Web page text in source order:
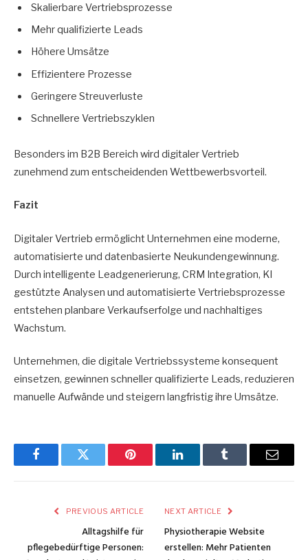
Skalierbare Vertriebsprozesse
Mehr qualifizierte Leads
Höhere Umsätze
Effizientere Prozesse
Geringere Streuverluste
Schnellere Vertriebszyklen
Besonders im B2B Bereich wird digitaler Vertrieb
zunehmend zum entscheidenden Wettbewerbsvorteil.
Fazit
Digitaler Vertrieb ermöglicht Unternehmen eine moderne,
automatisierte und datenbasierte Neukundengewinnung.
Durch intelligente Leadgenerierung, CRM Integration, KI
gestützte Analysen und automatisierte Vertriebsprozesse
entstehen planbare Verkaufserfolge und nachhaltiges
Wachstum.
Unternehmen, die digitale Vertriebssysteme konsequent
einsetzen, gewinnen schneller qualifizierte Leads, reduzieren
manuelle Aufwände und steigern langfristig ihre Umsätze.
FacebookTwitter Pinterest LinkedInTumblr Email
PREVIOUS ARTICLE
Alltagshilfe für
pflegebedürftige Personen:
NEXT ARTICLE
Physiotherapie Website
erstellen: Mehr Patienten